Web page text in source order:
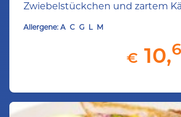
Zwiebelstückchen und zartem
Allergene: A C G L M
€ 10,